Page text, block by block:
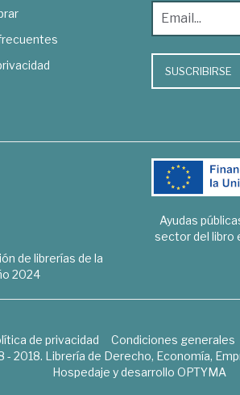
SUSCRIBIRSE
de librerías de la
2024
Ayudas
sector del libro
de privacidad Condiciones generales
2018. Librería de Derecho, Economía,
Hospedaje y desarrollo OPTYMA